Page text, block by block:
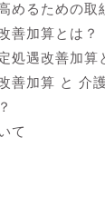
めるための取
善加算とは？
処遇改善加算
善加算 と 介
て